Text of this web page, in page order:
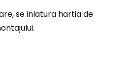
se inlatura hartia de